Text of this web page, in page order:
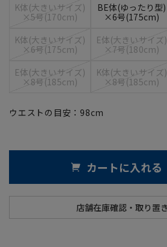
K体(大きいサイズ)
×5号(170cm)
BE体(ゆったり型)
×6号(175cm)
K体(大きいサイズ)
×6号(175cm)
E体(大きいサイズ)
×7号(180cm)
E体(大きいサイズ)
×8号(185cm)
K体(大きいサイズ)
×8号(185cm)
ウエストの目安： 98cm
カートに入れる